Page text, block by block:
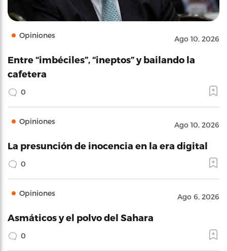
Opiniones Ago 10, 2026
Entre “imbéciles”, “ineptos” y bailando la
cafetera
0
Opiniones Ago 10, 2026
La presunción de inocencia en la era digital
0
Opiniones Ago 6, 2026
Asmáticos y el polvo del Sahara
0